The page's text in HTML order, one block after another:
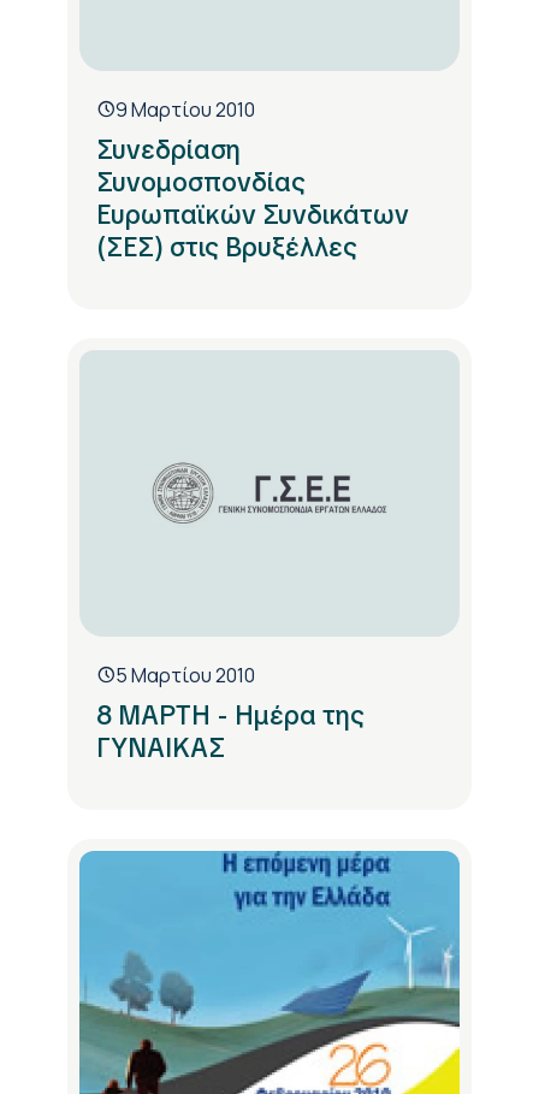
9 Μαρτίου 2010
Συνεδρίαση
Συνομοσπονδίας
Ευρωπαϊκών Συνδικάτων
(ΣΕΣ) στις Βρυξέλλες
5 Μαρτίου 2010
8 ΜΑΡΤΗ - Ημέρα της
ΓΥΝΑΙΚΑΣ